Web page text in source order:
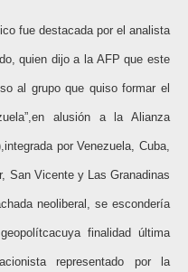
fue destacada por el analista
quien dijo a la AFP que este
al grupo que quiso formar el
alusión a la Alianza
por Venezuela, Cuba,
San Vicente y Las Granadinas
neoliberal, se escondería
finalidad última
representado por la